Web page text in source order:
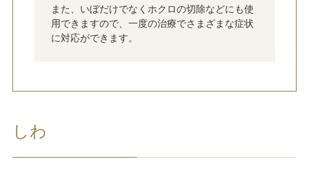
また、いぼだけでなくホクロの切除などにも使
用できますので、一度の治療でさまざまな症状
に対応ができます。
しわ